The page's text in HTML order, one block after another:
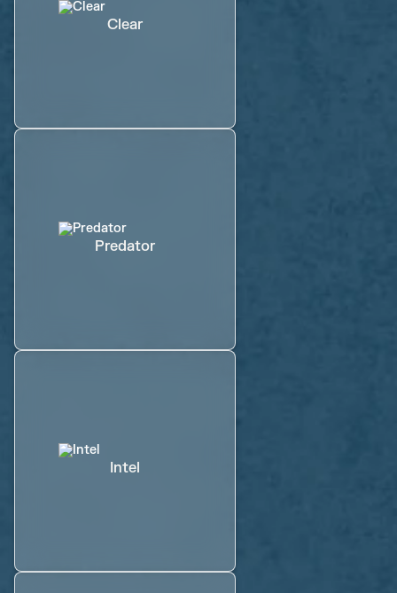
Clear
Predator
Intel